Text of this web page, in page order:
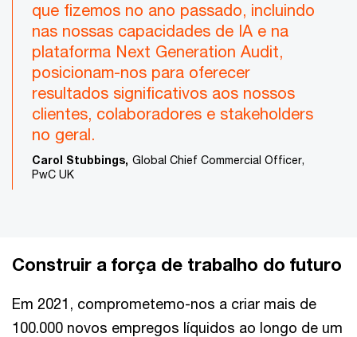
que fizemos no ano passado, incluindo
nas nossas capacidades de IA e na
plataforma Next Generation Audit,
posicionam-nos para oferecer
resultados significativos aos nossos
clientes, colaboradores e stakeholders
no geral.
Carol Stubbings, Global Chief Commercial Officer,
PwC UK
Construir a força de trabalho do futuro
Em 2021, comprometemo-nos a criar mais de
100.000 novos empregos líquidos ao longo de um